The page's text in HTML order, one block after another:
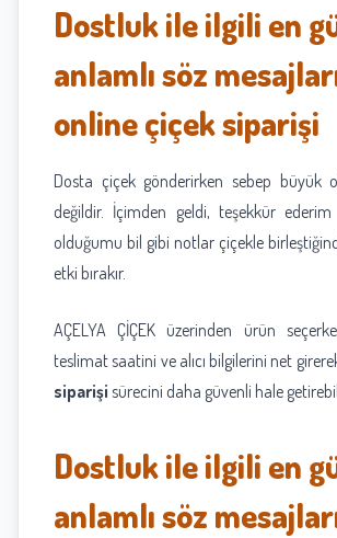
Dostluk ile ilgili en
anlamlı söz
online çiçek siparişi
Dosta çiçek gönderirken sebep büyük
değildir. İçimden geldi, teşekkür
olduğumu bil gibi notlar çiçekle
etki bırakır.
AÇELYA ÇİÇEK üzerinden ürün
teslimat saatini ve alıcı bilgilerini net
siparişi sürecini daha güvenli hale
Dostluk ile ilgili en
anlamlı söz